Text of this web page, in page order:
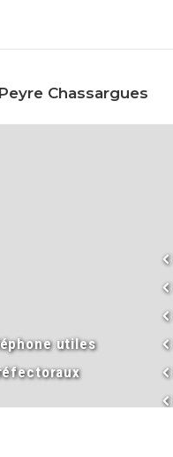
Chassargues
utiles